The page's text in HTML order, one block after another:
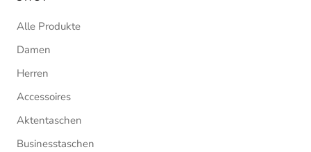
Alle Produkte
Damen
Herren
Accessoires
Aktentaschen
Businesstaschen